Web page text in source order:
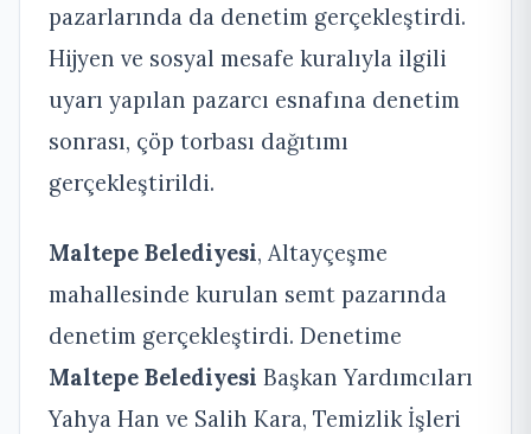
pazarlarında da denetim gerçekleştirdi.
Hijyen ve sosyal mesafe kuralıyla ilgili
uyarı yapılan pazarcı esnafına denetim
sonrası, çöp torbası dağıtımı
gerçekleştirildi.
Maltepe Belediyesi, Altayçeşme
mahallesinde kurulan semt pazarında
denetim gerçekleştirdi. Denetime
Maltepe Belediyesi Başkan Yardımcıları
Yahya Han ve Salih Kara, Temizlik İşleri